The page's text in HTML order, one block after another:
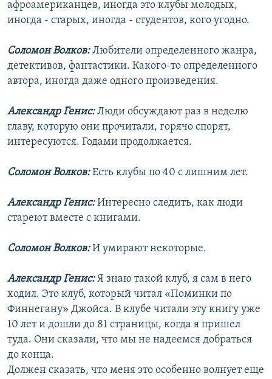
афроамериканцев, иногда это клубы молодых,
иногда - старых, иногда - студентов, кого угодно.
Соломон Волков:Любители определенного жанра,
детективов, фантастики. Какого-то определенного
автора, иногда даже одного произведения.
Александр Генис:Люди обсуждают раз в неделю
главу, которую они прочитали, горячо спорят,
интересуются. Годами продолжается.
Соломон Волков:Есть клубы по 40 с лишним лет.
Александр Генис:Интересно следить, как люди
стареют вместе с книгами.
Соломон Волков:И умирают некоторые.
Александр Генис:Я знаю такой клуб, я сам в него
ходил. Это клуб, который читал «Поминки по
Финнегану» Джойса. В клубе читали эту книгу уже
10 лет и дошли до 81 страницы, когда я пришел
туда. Они сказали, что мы не надеемся добраться
до конца.
Должен сказать, что меня это особенно волнует еще